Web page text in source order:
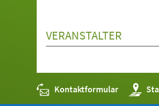
VERANSTALTER
Kontaktformular (Öffnet
in